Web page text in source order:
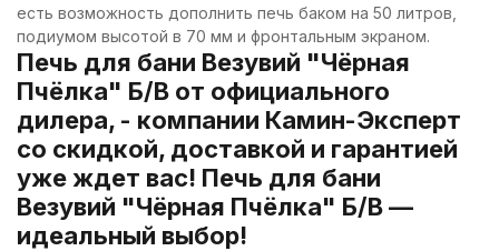
есть возможность дополнить печь баком на 50 литров,
подиумом высотой в 70 мм и фронтальным экраном.
Печь для бани Везувий "Чёрная
Пчёлка" Б/В от официального
дилера, - компании Камин-Эксперт
со скидкой, доставкой и гарантией
уже ждет вас! Печь для бани
Везувий "Чёрная Пчёлка" Б/В —
идеальный выбор!